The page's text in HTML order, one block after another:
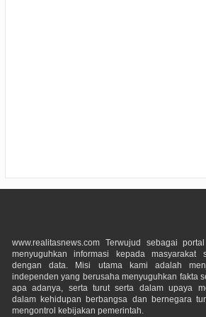
www.realitasnews.com Terwujud sebagai
menyuguhkan informasi kepada masyarakat
dengan data. Misi utama kami adalah
independen yang berusaha menyuguhkan fakta
apa adanya, serta turut serta dalam upaya
dalam kehidupan berbangsa dan bernegara
mengontrol kebijakan pemerintah.